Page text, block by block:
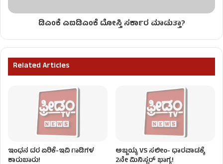
ಡಿಎಂಕೆ ಎಐಡಿಎಂಕೆ ದೋಸ್ತಿ ಸರ್ಕಾರ ಮಾಡುತ್ತಾ?
Related Articles
ಇಂಧನ ದರ ಏರಿಕೆ-ಇವಿ ಗಾಡಿಗಳ
ಕಾರುಬಾರು!
ಅಬ್ಬಯ್ಯ VS ಸಲೀಂ- ಧಾರವಾಡಕ್ಕೆ
2ನೇ ಮಿನಿಸ್ಟರ್ ಭಾಗ್ಯ!